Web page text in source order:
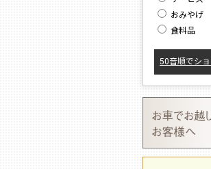
おみやげ
食料品
50音順でシ